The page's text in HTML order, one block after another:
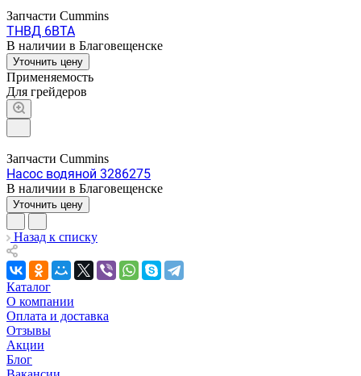
Запчасти Cummins
ТНВД 6BTA
В наличии в Благовещенске
Уточнить цену
Применяемость
Для грейдеров
Запчасти Cummins
Насос водяной 3286275
В наличии в Благовещенске
Уточнить цену
Назад к списку
Каталог
О компании
Оплата и доставка
Отзывы
Акции
Блог